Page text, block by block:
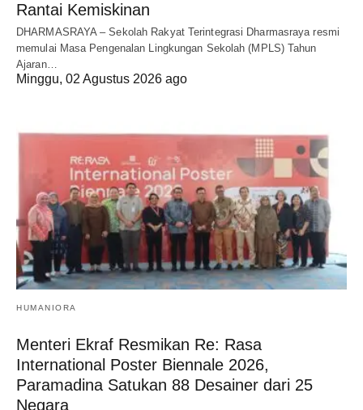
Rantai Kemiskinan
DHARMASRAYA – Sekolah Rakyat Terintegrasi Dharmasraya resmi
memulai Masa Pengenalan Lingkungan Sekolah (MPLS) Tahun
Ajaran…
Minggu, 02 Agustus 2026 ago
HUMANIORA
Menteri Ekraf Resmikan Re: Rasa
International Poster Biennale 2026,
Paramadina Satukan 88 Desainer dari 25
Negara